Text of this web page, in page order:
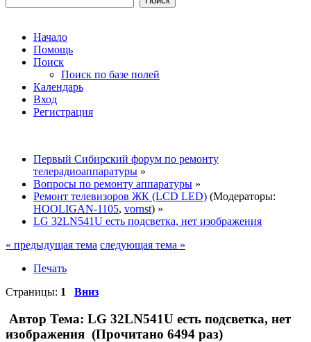
Начало
Помощь
Поиск
Поиск по базе полей
Календарь
Вход
Регистрация
Первый Сибирский форум по ремонту
телерадиоаппаратуры »
Вопросы по ремонту аппаратуры »
Ремонт телевизоров ЖК (LCD LED) (Модераторы:
HOOLIGAN-1105, vornst) »
LG 32LN541U есть подсветка, нет изображения
« предыдущая тема следующая тема »
Печать
Страницы: 1 Вниз
Автор Тема: LG 32LN541U есть подсветка, нет
изображения (Прочитано 6494 раз)